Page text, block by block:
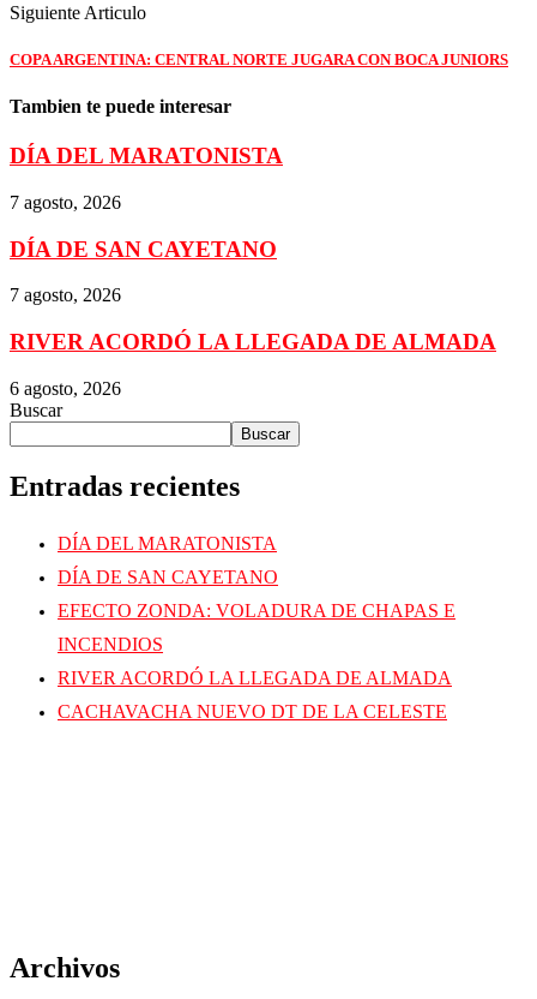
Siguiente Articulo
COPA ARGENTINA: CENTRAL NORTE JUGARA CON BOCA JUNIORS
Tambien te puede interesar
DÍA DEL MARATONISTA
7 agosto, 2026
DÍA DE SAN CAYETANO
7 agosto, 2026
RIVER ACORDÓ LA LLEGADA DE ALMADA
6 agosto, 2026
Buscar
Buscar
Entradas recientes
DÍA DEL MARATONISTA
DÍA DE SAN CAYETANO
EFECTO ZONDA: VOLADURA DE CHAPAS E
INCENDIOS
RIVER ACORDÓ LA LLEGADA DE ALMADA
CACHAVACHA NUEVO DT DE LA CELESTE
Archivos